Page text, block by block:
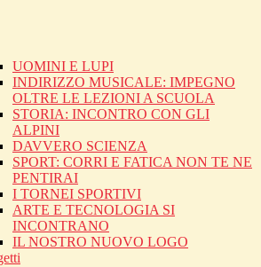
UOMINI E LUPI
INDIRIZZO MUSICALE: IMPEGNO
OLTRE LE LEZIONI A SCUOLA
STORIA: INCONTRO CON GLI
ALPINI
DAVVERO SCIENZA
SPORT: CORRI E FATICA NON TE NE
PENTIRAI
I TORNEI SPORTIVI
ARTE E TECNOLOGIA SI
INCONTRANO
IL NOSTRO NUOVO LOGO